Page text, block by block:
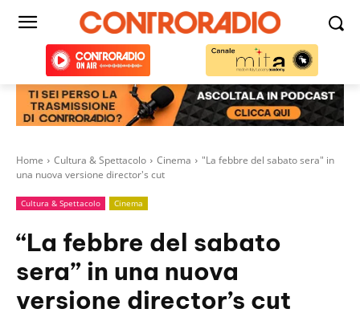
Home Cultura & Spettacolo Cinema
"La febbre del sabato sera" in
una nuova versione director's cut
Cultura & Spettacolo Cinema
“La febbre del sabato
sera” in una nuova
versione director’s cut